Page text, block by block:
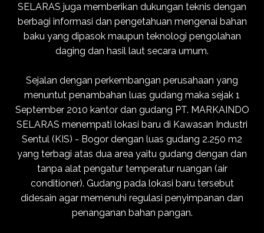
SELARAS juga memberikan dukungan teknis dengan
berbagi informasi dan pengetahuan mengenai bahan
baku yang dipasok maupun teknologi pengolahan
daging dan hasil laut secara umum.
Sejalan dengan perkembangan perusahaan yang
menuntut penambahan luas gudang maka sejak 1
September 2010 kantor dan gudang PT. MARKAINDO
SELARAS menempati lokasi baru di Kawasan Industri
Sentul (KIS) - Bogor dengan luas gudang 2.250 m2
yang terbagi atas dua area yaitu gudang dengan dan
tanpa alat pengatur temperatur ruangan (air
conditioner). Gudang pada lokasi baru tersebut
didesain agar memenuhi regulasi penyimpanan dan
penanganan bahan pangan.